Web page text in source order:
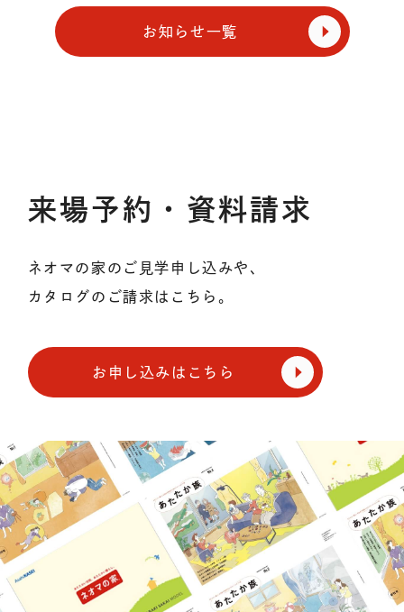
お知らせ一覧
来場予約・資料請求
ネオマの家のご見学申し込みや、
カタログのご請求はこちら。
お申し込みはこちら